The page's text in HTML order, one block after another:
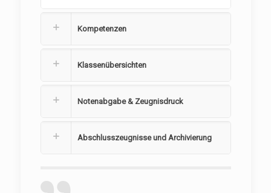
Kompetenzen
Klassenübersichten
Notenabgabe & Zeugnisdruck
Abschlusszeugnisse und Archivierung